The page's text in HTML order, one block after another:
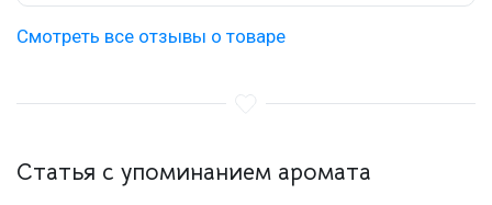
Смотреть все отзывы о товаре
Статья с упоминанием аромата